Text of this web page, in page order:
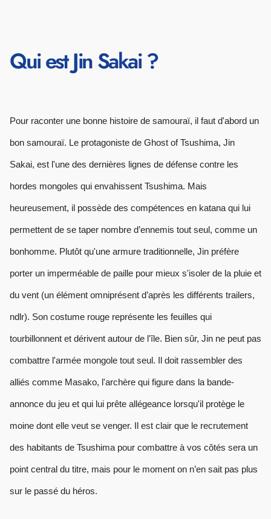
Qui est Jin Sakai ?
Pour raconter une bonne histoire de samouraï, il faut d'abord un
bon samouraï. Le protagoniste de Ghost of Tsushima, Jin
Sakai, est l'une des dernières lignes de défense contre les
hordes mongoles qui envahissent Tsushima. Mais
heureusement, il possède des compétences en katana qui lui
permettent de se taper nombre d’ennemis tout seul, comme un
bonhomme. Plutôt qu'une armure traditionnelle, Jin préfère
porter un imperméable de paille pour mieux s'isoler de la pluie et
du vent (un élément omniprésent d’après les différents trailers,
ndlr). Son costume rouge représente les feuilles qui
tourbillonnent et dérivent autour de l'île. Bien sûr, Jin ne peut pas
combattre l'armée mongole tout seul. Il doit rassembler des
alliés comme Masako, l'archère qui figure dans la bande-
annonce du jeu et qui lui prête allégeance lorsqu'il protège le
moine dont elle veut se venger. Il est clair que le recrutement
des habitants de Tsushima pour combattre à vos côtés sera un
point central du titre, mais pour le moment on n’en sait pas plus
sur le passé du héros.